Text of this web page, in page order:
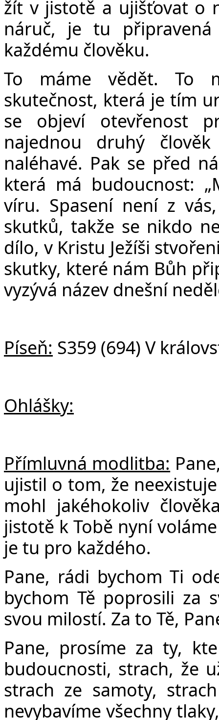
žít v jistotě a ujišťovat o
náruč, je tu
každému člověku.
To máme vědět. To
skutečnost, která je tím
se objeví otevřenost
najednou druhý
naléhavé. Pak se před
která má budoucnost:
víru. Spasení není z
skutků, takže se nikdo
dílo, v Kristu Ježíši
skutky, které nám Bůh
vyzývá název dnešní
Píseň: S359 (694) V
Ohlášky:
Přímluvná modlitba:
ujistil o tom, že
mohl jakéhokoliv
jistotě k Tobě nyní
je tu pro každého.
Pane, rádi bychom Ti
bychom Tě poprosili za
svou milostí. Za to Tě,
Pane, prosíme za ty,
budoucnosti, strach, že
strach ze samoty,
nevybavíme všechny